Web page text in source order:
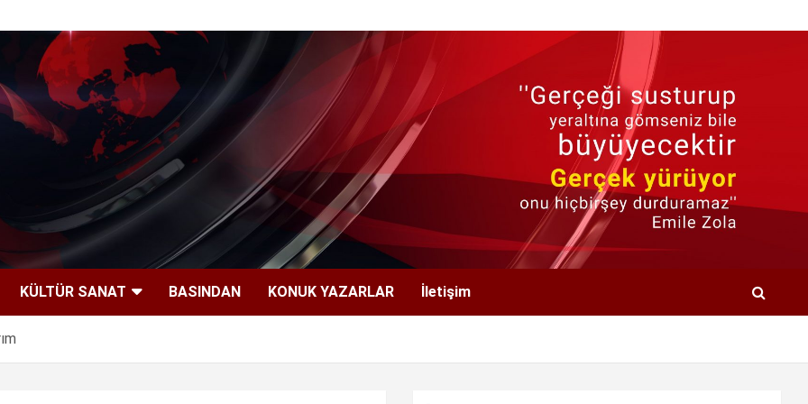
KÜLTÜR SANAT BASINDAN KONUK YAZARLAR İletişim